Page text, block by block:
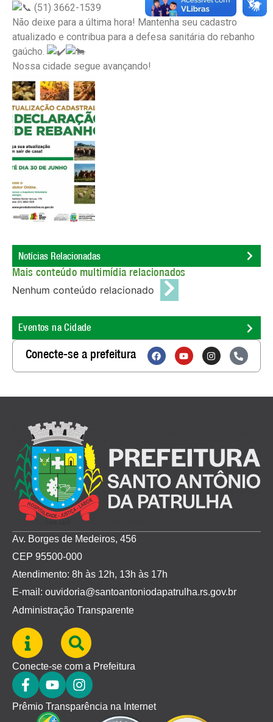
(51) 3662-1539
Não deixe para a última hora! Mantenha seu cadastro
atualizado e contribua para a defesa sanitária do rebanho
gaúcho.
Nossa cidade segue avançando!
Notícias Relacionadas
Mais conteúdo multimídia relacionados
Nenhum conteúdo relacionado
Eventos na Cidade
Conecte-se a prefeitura
Av. Borges de Medeiros, 456
CEP 95500-000
Atendimento: 8h às 12h, 13h às 17h
E-mail: ouvidoria@santoantoniodapatrulha.rs.gov.br
Administração Transparente
Conecte-se com a Prefeitura
Prêmio Transparência na Internet